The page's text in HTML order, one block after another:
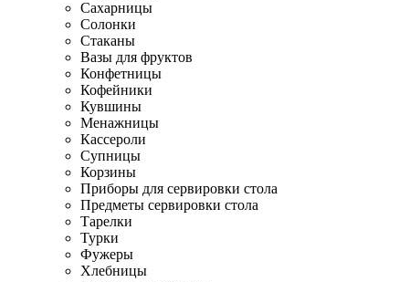
Сахарницы
Солонки
Стаканы
Вазы для фруктов
Конфетницы
Кофейники
Кувшины
Менажницы
Кассероли
Супницы
Корзины
Приборы для сервировки стола
Предметы сервировки стола
Тарелки
Турки
Фужеры
Хлебницы